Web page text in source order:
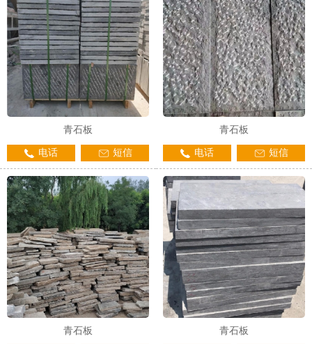
青石板
电话 短信
青石板
电话 短信
青石板 青石板